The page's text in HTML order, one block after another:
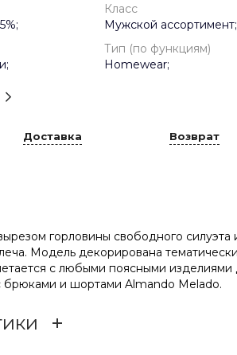
Класс
Мужской ассортимент;
Тип (по функциям)
Homewear;
Доставка Возврат
горловины свободного силуэта
Модель декорирована
с любыми поясными изделиями
брюками и шортами Almando Melado.